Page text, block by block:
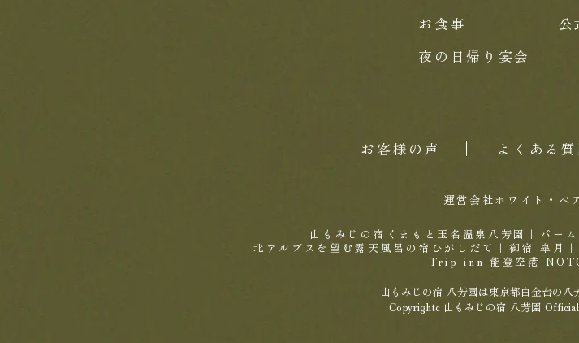
お食事
夜の日帰り宴会
公
お客様の声 よくある質
運営会社ホワイト・ベ
山もみじの宿くまもと玉名温泉八芳園 ｜ パー
北アルプスを望む露天風呂の宿ひがしだて ｜ 御宿 皐月 ｜
Trip inn 能登空港
山もみじの宿 八芳園は東京都白金台の八
Copyrightc 山もみじの宿 八芳園